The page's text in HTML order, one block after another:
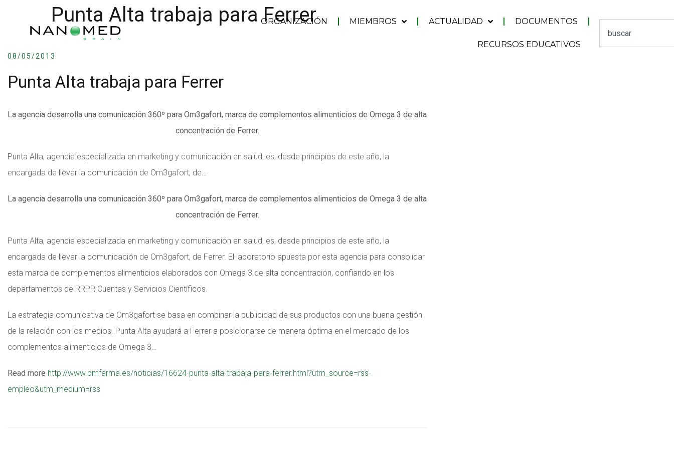
ORGANIZACIÓN MIEMBROS ACTUALIDAD DOCUMENTOS
RECURSOS EDUCATIVOS
Punta Alta trabaja para Ferrer
08/05/2013
Punta Alta trabaja para Ferrer
La agencia desarrolla una comunicación 360º para Om3gafort, marca de complementos alimenticios de Omega 3 de alta
concentración de Ferrer.
Punta Alta, agencia especializada en marketing y comunicación en salud, es, desde principios de este año, la
encargada de llevar la comunicación de Om3gafort, de…
La agencia desarrolla una comunicación 360º para Om3gafort, marca de complementos alimenticios de Omega 3 de alta
concentración de Ferrer.
Punta Alta, agencia especializada en marketing y comunicación en salud, es, desde principios de este año, la
encargada de llevar la comunicación de Om3gafort, de Ferrer. El laboratorio apuesta por esta agencia para consolidar
esta marca de complementos alimenticios elaborados con Omega 3 de alta concentración, confiando en los
departamentos de RRPP, Cuentas y Servicios Científicos.
La estrategia comunicativa de Om3gafort se basa en combinar la publicidad de sus productos con una buena gestión
de la relación con los medios. Punta Alta ayudará a Ferrer a posicionarse de manera óptima en el mercado de los
complementos alimenticios de Omega 3…
Read more http://www.pmfarma.es/noticias/16624-punta-alta-trabaja-para-ferrer.html?utm_source=rss-
empleo&utm_medium=rss